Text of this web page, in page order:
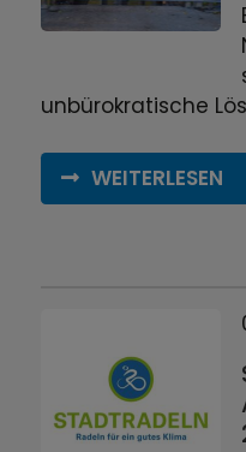
unbürokratische
WEITERLESEN